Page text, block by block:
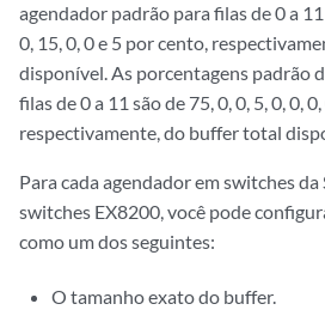
agendador padrão para filas de 0 a 11
0, 15, 0, 0 e 5 por cento,
disponível. As porcentagens padrão
filas de 0 a 11 são de 75, 0, 0, 5, 0, 0,
respectivamente, do buffer total
Para cada agendador em switches da
switches EX8200, você pode
como um dos seguintes:
O tamanho exato do buffer.